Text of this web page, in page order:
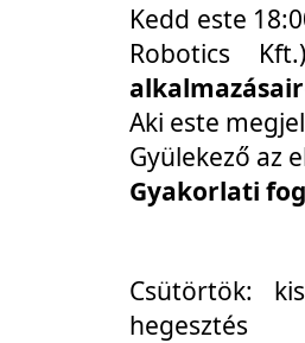
Kedd este
Robotics
Aki este
Gyülekező az
Gyakorlati
Csütörtök:
hegesztés